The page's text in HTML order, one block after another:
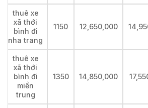
thuê xe
xã thới
bình đi
nha trang
1150 12,650,000
thuê xe
xã thới
bình đi
miền
trung
1350 14,850,000